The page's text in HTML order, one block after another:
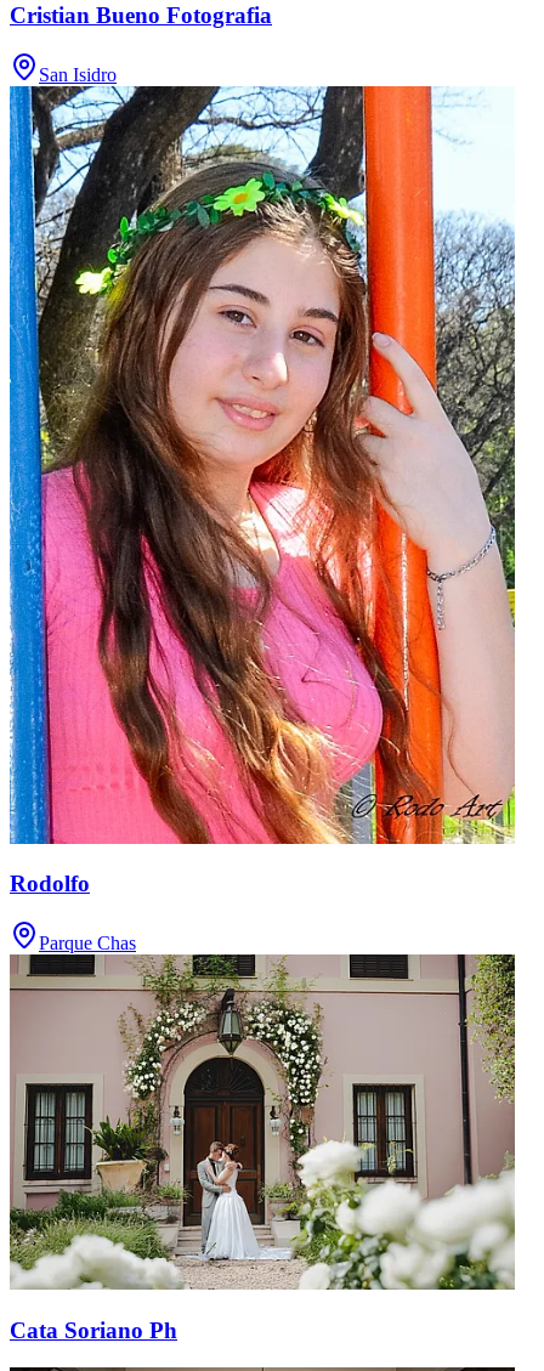
Cristian Bueno Fotografia
San Isidro
Rodolfo
Parque Chas
Cata Soriano Ph